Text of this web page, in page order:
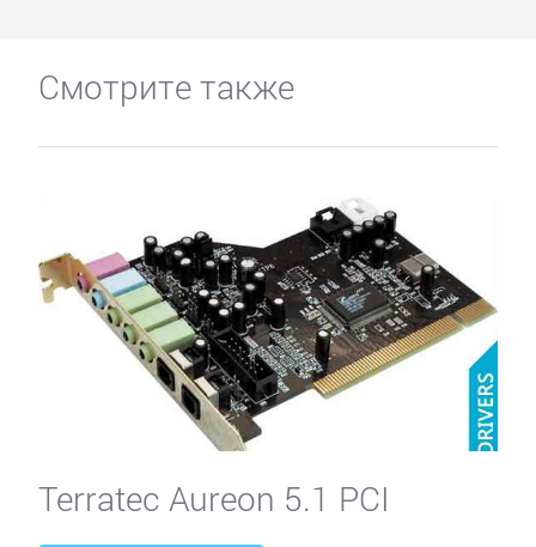
Смотрите также
Terratec Aureon 5.1 PCI